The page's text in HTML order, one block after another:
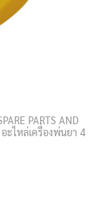
PARTS AND
ะไหล่เครื่องพ่นยา 4